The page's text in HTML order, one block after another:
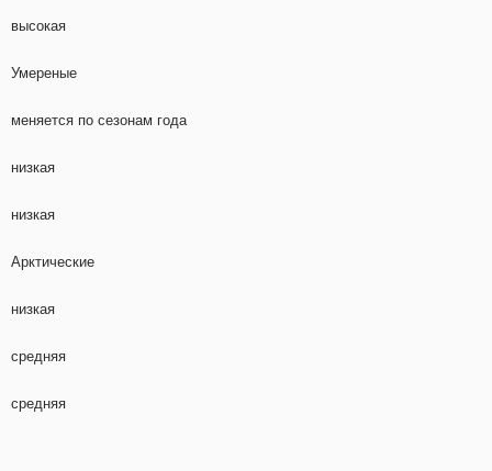
высокая
Умереные
меняется по сезонам года
низкая
низкая
Арктические
низкая
средняя
средняя